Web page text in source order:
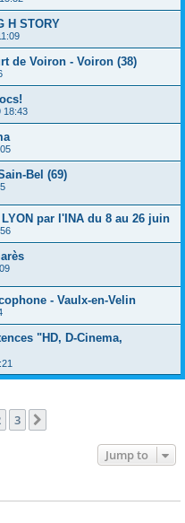
H STORY
de Voiron - Voiron (38)
18:43
Bel (69)
LYON par l'INA du 8 au 26 juin
- Vaulx-en-Velin
"HD, D-Cinema,
3
Jump to